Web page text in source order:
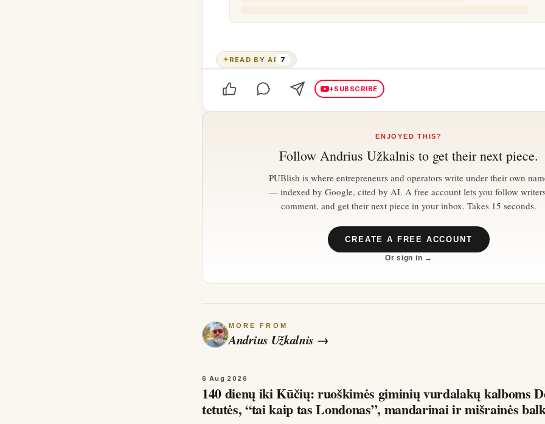
✦READ BY AI 7
+SUBSCRIBE
ENJOYED THIS?
Follow Andrius Užkalnis to get their next piece.
PUBlish is where entrepreneurs and operators write under their own
— indexed by Google, cited by AI. A free account lets you follow
comment, and get their next piece in your inbox. Takes 15 seconds.
CREATE A FREE ACCOUNT
Or sign in →
MORE FROM
Andrius Užkalnis →
6 Aug 2026
140 dienų iki Kūčių: ruoškimės giminių vurdalakų kalboms Dėdės ir
tetutės, “tai kaip tas Londonas”, mandarinai ir mišrainės